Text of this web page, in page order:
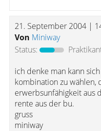
21. September 2004 |
Von Miniway
Status:
ich denke man kann
kombination zu wählen,
erwerbsunfähigkeit aus
rente aus der bu.
gruss
miniway